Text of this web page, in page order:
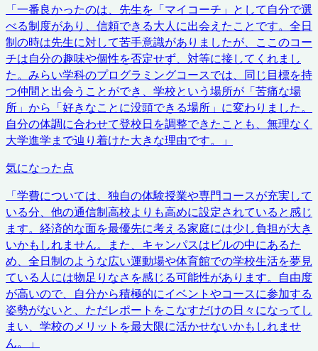
「一番良かったのは、先生を「マイコーチ」として自分で選
べる制度があり、信頼できる大人に出会えたことです。全日
制の時は先生に対して苦手意識がありましたが、ここのコー
チは自分の趣味や個性を否定せず、対等に接してくれまし
た。みらい学科のプログラミングコースでは、同じ目標を持
つ仲間と出会うことができ、学校という場所が「苦痛な場
所」から「好きなことに没頭できる場所」に変わりました。
自分の体調に合わせて登校日を調整できたことも、無理なく
大学進学まで辿り着けた大きな理由です。
」
気になった点
「学費については、独自の体験授業や専門コースが充実して
いる分、他の通信制高校よりも高めに設定されていると感じ
ます。経済的な面を最優先に考える家庭には少し負担が大き
いかもしれません。また、キャンパスはビルの中にあるた
め、全日制のような広い運動場や体育館での学校生活を夢見
ている人には物足りなさを感じる可能性があります。自由度
が高いので、自分から積極的にイベントやコースに参加する
姿勢がないと、ただレポートをこなすだけの日々になってし
まい、学校のメリットを最大限に活かせないかもしれませ
ん。
」